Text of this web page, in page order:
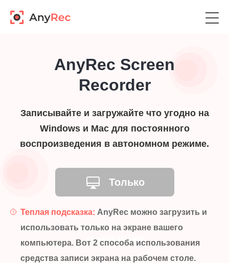
AnyRec Screen
Recorder
Записывайте и загружайте что угодно на
Windows и Mac для постоянного
воспроизведения в автономном режиме.
Только
настольный
компьютер
Теплая подсказка: AnyRec можно загрузить и
использовать только на экране вашего
компьютера. Вот 2 способа использования
средства записи экрана на рабочем столе.